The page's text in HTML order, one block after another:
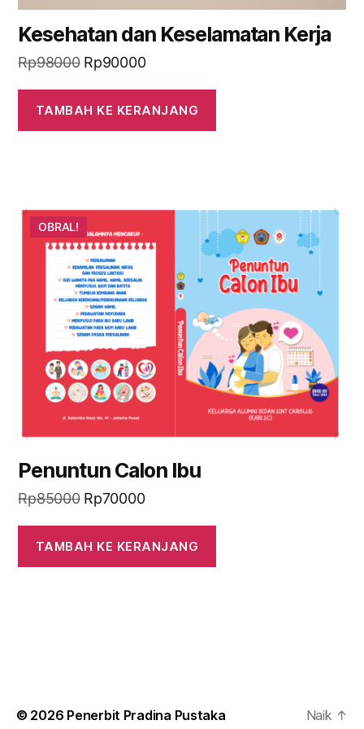
Kesehatan dan Keselamatan Kerja
Rp98000 Harga
adalah:
Rp98000.
Rp90000Harga
ini
adalah:
TAMBAH KE KERANJANG
OBRAL!
Penuntun Calon Ibu
Rp85000 Harga
adalah:
Rp85000.
Rp70000Harga
ini
adalah:
TAMBAH KE KERANJANG
© 2026 Penerbit Pradina Pustaka Naik ↑